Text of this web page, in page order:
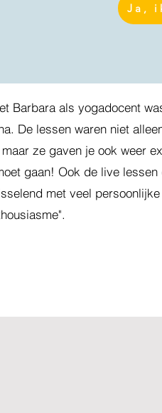
Ja,
Barbara als yogadocent
De lessen waren niet
ze gaven je ook weer
gaan! Ook de live
met veel